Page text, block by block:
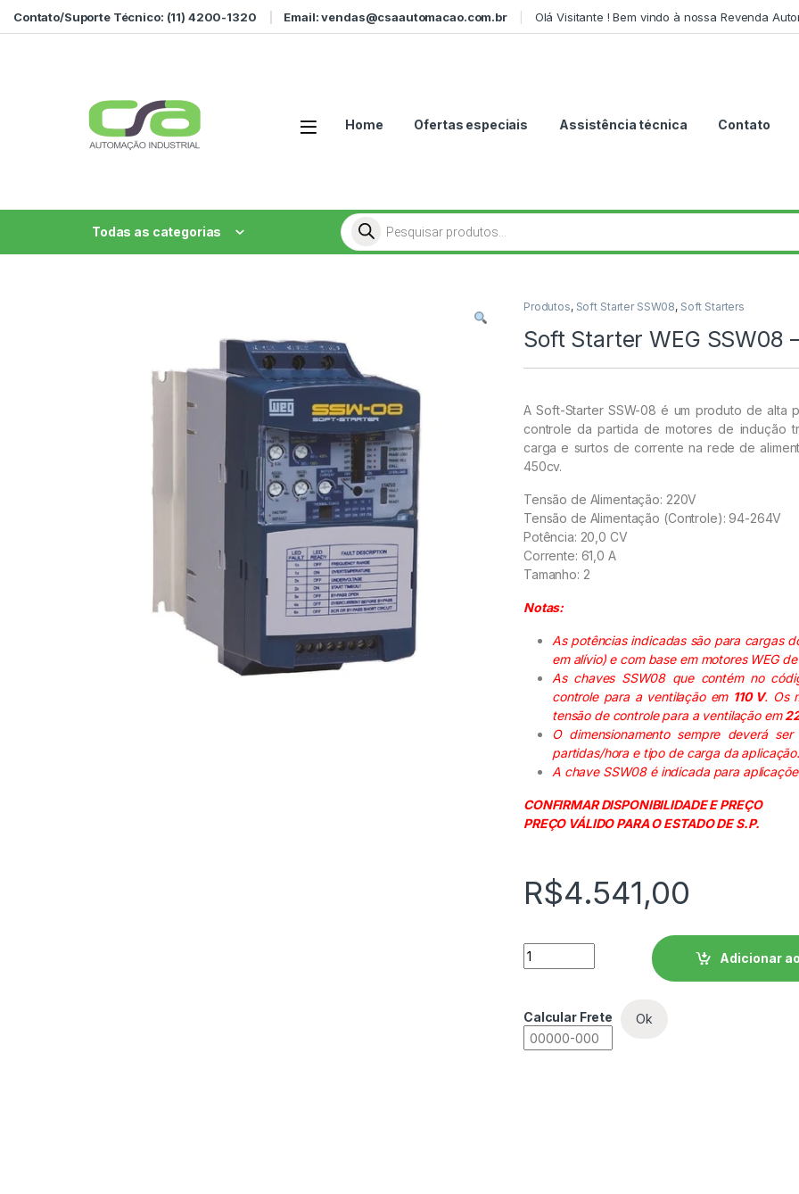
Ir para a navegação
Ir para o conteúdo
Contato/Suporte Técnico: (11) 4200-1320 Email: vendas@csaautomacao.com.br Olá Visitante ! Bem vindo à nossa Revenda
Home Ofertas especiais Assistência técnica Contato
Todas as categorias
Pesquisar produtos
Produtos, Soft Starter SSW08, Soft Starters
Soft Starter WEG SSW08
A Soft-Starter SSW-08 é um produto de alta
controle da partida de motores de indução
carga e surtos de corrente na rede de
450cv.
Tensão de Alimentação: 220V
Tensão de Alimentação (Controle): 94-264V
Potência: 20,0 CV
Corrente: 61,0 A
Tamanho: 2
Notas:
As potências indicadas são para cargas
em alívio) e com base em motores WEG
As chaves SSW08 que contém no
controle para a ventilação em 110 V. Os
tensão de controle para a ventilação em
O dimensionamento sempre deverá
partidas/hora e tipo de carga da aplicação.
A chave SSW08 é indicada para
CONFIRMAR DISPONIBILIDADE E PREÇO
PREÇO VÁLIDO PARA O ESTADO DE S.P.
R$4.541,00
Soft Starter WEG SSW08 -
Adicionar
Calcular Frete Ok